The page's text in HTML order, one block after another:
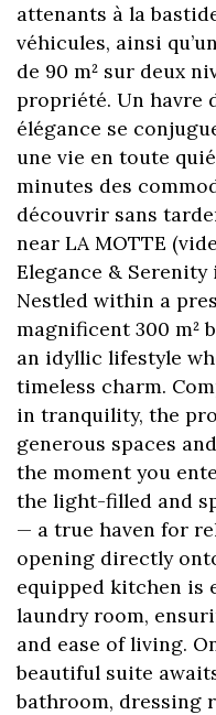
attenants à la
véhicules, ainsi
de 90 m² sur deux
propriété. Un havre
élégance se
une vie en toute
minutes des
découvrir sans
near LA MOTTE
Elegance &
Nestled within a
magnificent 300 m²
an idyllic lifestyle
timeless charm.
in tranquility, the
generous spaces
the moment you
the light-filled and
— a true haven for
opening directly
equipped kitchen is
laundry room,
and ease of living.
beautiful suite
bathroom, dressing